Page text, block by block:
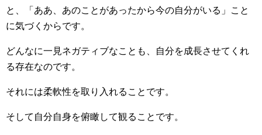
と、「ああ、あのことがあったから今の自分がいる」こと
に気づくからです。
どんなに一見ネガティブなことも、自分を成長させてくれ
る存在なのです。
それには柔軟性を取り入れることです。
そして自分自身を俯瞰して観ることです。